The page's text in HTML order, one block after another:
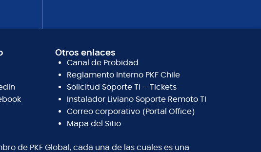
Otros enlaces
Canal de Probidad
Reglamento Interno PKF Chile
Solicitud Soporte TI – Tickets
Instalador Liviano Soporte Remoto TI
Correo corporativo (Portal Office)
Mapa del Sitio
de PKF Global, cada una de las cuales es una